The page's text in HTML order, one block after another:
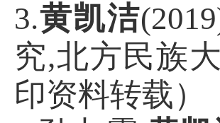
3.黄凯洁
究,北方民族
印资料转载）